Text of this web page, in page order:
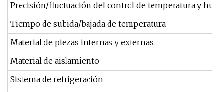
Precisión/fluctuación del control de temperatura y
Tiempo de subida/bajada de temperatura
Material de piezas internas y externas.
Material de aislamiento
Sistema de refrigeración